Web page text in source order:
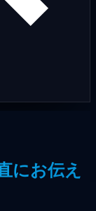
にお伝え